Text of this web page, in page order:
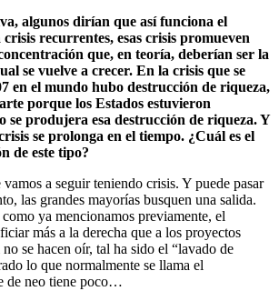
algunos dirían que así funciona el
recurrentes, esas crisis promueven
que, en teoría, deberían ser la
se vuelve a crecer. En la crisis que se
en el mundo hubo destrucción de riqueza,
porque los Estados estuvieron
se produjera esa destrucción de riqueza. Y
se prolonga en el tiempo. ¿Cuál es el
de este tipo?
a seguir teniendo crisis. Y puede pasar
las grandes mayorías busquen una salida.
ya mencionamos previamente, el
más a la derecha que a los proyectos
se hacen oír, tal ha sido el “lavado de
lo que normalmente se llama el
de neo tiene poco…